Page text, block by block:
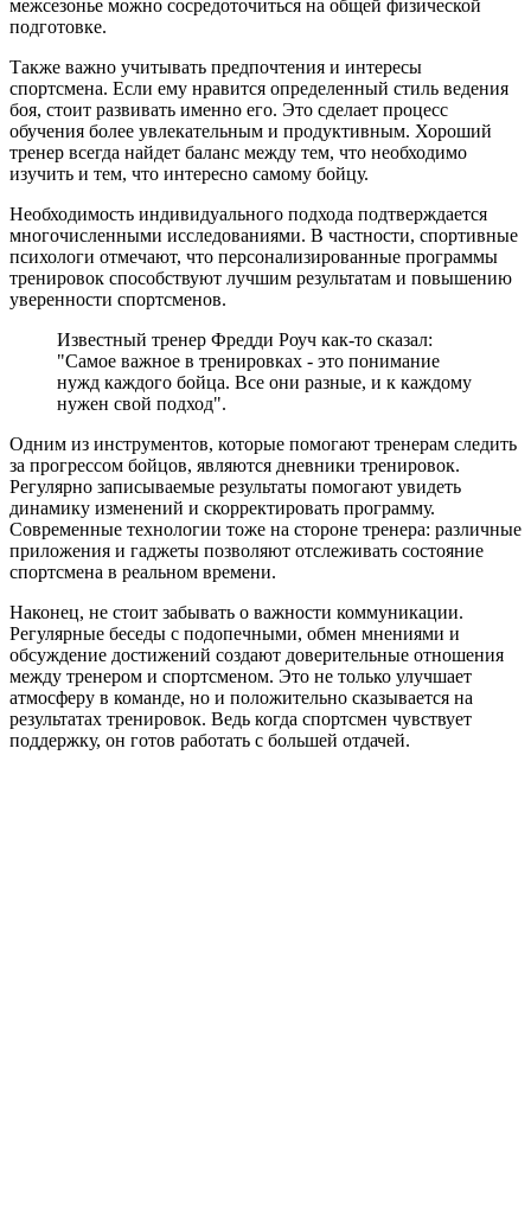
межсезонье можно сосредоточиться на общей физической
подготовке.
Также важно учитывать предпочтения и интересы
спортсмена. Если ему нравится определенный стиль ведения
боя, стоит развивать именно его. Это сделает процесс
обучения более увлекательным и продуктивным. Хороший
тренер всегда найдет баланс между тем, что необходимо
изучить и тем, что интересно самому бойцу.
Необходимость индивидуального подхода подтверждается
многочисленными исследованиями. В частности, спортивные
психологи отмечают, что персонализированные программы
тренировок способствуют лучшим результатам и повышению
уверенности спортсменов.
Известный тренер Фредди Роуч как-то сказал:
"Самое важное в тренировках - это понимание
нужд каждого бойца. Все они разные, и к каждому
нужен свой подход".
Одним из инструментов, которые помогают тренерам следить
за прогрессом бойцов, являются дневники тренировок.
Регулярно записываемые результаты помогают увидеть
динамику изменений и скорректировать программу.
Современные технологии тоже на стороне тренера: различные
приложения и гаджеты позволяют отслеживать состояние
спортсмена в реальном времени.
Наконец, не стоит забывать о важности коммуникации.
Регулярные беседы с подопечными, обмен мнениями и
обсуждение достижений создают доверительные отношения
между тренером и спортсменом. Это не только улучшает
атмосферу в команде, но и положительно сказывается на
результатах тренировок. Ведь когда спортсмен чувствует
поддержку, он готов работать с большей отдачей.